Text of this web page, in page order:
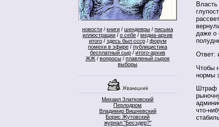
новости / книги / шендевры / письма
иллюстрации / о себе / медиа-архив
итого/ здесь был ссср/ форум
помехи в эфире / публицистика
бесплатный сыр / итого-архив
ЖЖ / вопросы / плавленый сырок
выборы
Михаил Златковский
Перлодром
Владимир Вишневский
Борис Жутовский
журнал "Бесэдер?"
даже о
Ответ:
Чтобы
нормы
Штраф
что-